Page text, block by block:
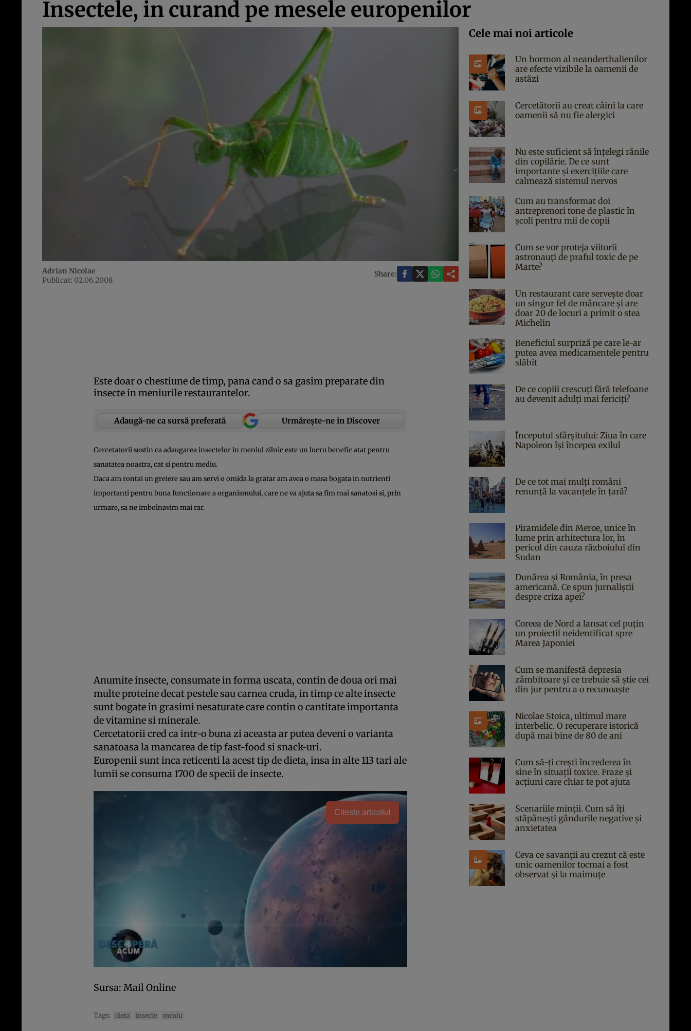
Insectele, in curand pe mesele europenilor
Adrian Nicolae
Publicat: 02.06.2008
Share:
Este doar o chestiune de timp, pana cand o sa gasim preparate din
insecte in meniurile restaurantelor.
Adaugă-ne ca sursă preferată Urmărește-ne in Discover
Cercetatorii sustin ca adaugarea insectelor in meniul zilnic este un lucru benefic atat pentru
sanatatea noastra, cat si pentru mediu.
Daca am rontai un greiere sau am servi o omida la gratar am avea o masa bogata in nutrienti
importanti pentru buna functionare a organismului, care ne va ajuta sa fim mai sanatosi si, prin
urmare, sa ne imbolnavim mai rar.
Anumite insecte, consumate in forma uscata, contin de doua ori mai
multe proteine decat pestele sau carnea cruda, in timp ce alte insecte
sunt bogate in grasimi nesaturate care contin o cantitate importanta
de vitamine si minerale.
Cercetatorii cred ca intr-o buna zi aceasta ar putea deveni o varianta
sanatoasa la mancarea de tip fast-food si snack-uri.
Europenii sunt inca reticenti la acest tip de dieta, insa in alte 113 tari ale
lumii se consuma 1700 de specii de insecte.
Citește articolul
Sursa: Mail Online
Tags: dieta insecte meniu
Cele mai noi articole
Un hormon al neanderthalienilor
are efecte vizibile la oamenii de
astăzi
Cercetătorii au creat câini la care
oamenii să nu fie alergici
Nu este suficient să înțelegi rănile
din copilărie. De ce sunt
importante și exercițiile care
calmează sistemul nervos
Cum au transformat doi
antreprenori tone de plastic în
școli pentru mii de copii
Cum se vor proteja viitorii
astronauți de praful toxic de pe
Marte?
Un restaurant care servește doar
un singur fel de mâncare și are
doar 20 de locuri a primit o stea
Michelin
Beneficiul surpriză pe care le-ar
putea avea medicamentele pentru
slăbit
De ce copiii crescuți fără telefoane
au devenit adulți mai fericiți?
Începutul sfârşitului: Ziua în care
Napoleon îşi începea exilul
De ce tot mai mulți români
renunță la vacanțele în țară?
Piramidele din Meroe, unice în
lume prin arhitectura lor, în
pericol din cauza războiului din
Sudan
Dunărea și România, în presa
americană. Ce spun jurnaliștii
despre criza apei?
Coreea de Nord a lansat cel puțin
un proiectil neidentificat spre
Marea Japoniei
Cum se manifestă depresia
zâmbitoare și ce trebuie să știe cei
din jur pentru a o recunoaște
Nicolae Stoica, ultimul mare
interbelic. O recuperare istorică
după mai bine de 80 de ani
Cum să-ți crești încrederea în
sine în situații toxice. Fraze și
acțiuni care chiar te pot ajuta
Scenariile minții. Cum să îți
stăpânești gândurile negative și
anxietatea
Ceva ce savanții au crezut că este
unic oamenilor tocmai a fost
observat și la maimuțe